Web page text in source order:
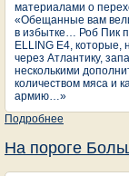
материалами о
«Обещанные вам
в избытке… Роб Пик
ELLING Е4, которые,
через Атлантику,
несколькими
количеством мяса и
армию…»
Подробнее
На пороге